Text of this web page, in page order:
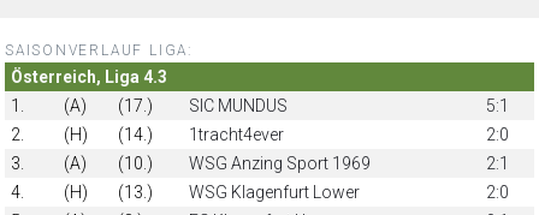
SAISONVERLAUF LIGA:
Österreich, Liga 4.3
1.
(A) (17.) SIC MUNDUS
5:1
2.
(H) (14.) 1tracht4ever
2:0
3.
(A) (10.) WSG Anzing Sport 1969
2:1
4.
(H) (13.) WSG Klagenfurt Lower
2:0